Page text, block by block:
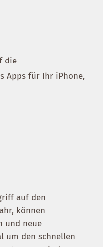
die
Apps für Ihr iPhone,
auf den
können
und neue
um den schnellen